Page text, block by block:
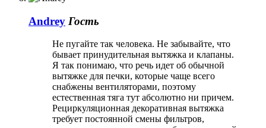
Andrey Гость
Не пугайте так человека. Не забывайте, что
бывает принудительная вытяжка и клапаны.
Я так понимаю, что речь идет об обычной
вытяжке для печки, которые чаще всего
снабжены вентиляторами, поэтому
естественная тяга тут абсолютно ни причем.
Рециркуляционная декоративная вытяжка
требует постоянной смены фильтров,